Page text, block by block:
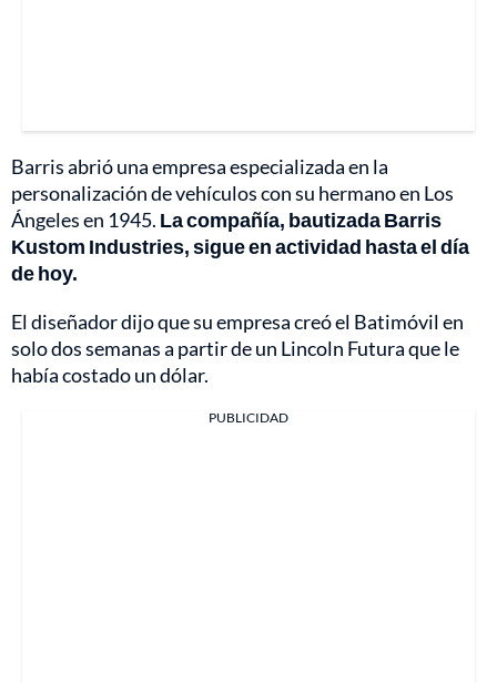
Barris abrió una empresa especializada en la
personalización de vehículos con su hermano en Los
Ángeles en 1945. La compañía, bautizada Barris
Kustom Industries, sigue en actividad hasta el día
de hoy.
El diseñador dijo que su empresa creó el Batimóvil en
solo dos semanas a partir de un Lincoln Futura que le
había costado un dólar.
PUBLICIDAD